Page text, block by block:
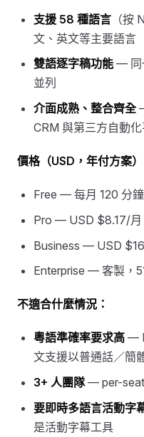
支援 58 種語言 （按
文、英文等主要語言
雙語逐字稿功能 — 同
並列
介面成熟、整合齊全
CRM 與第三方自動
價格（USD，年付方案）
Free — 每月 120 分
Pro — USD $8.17/月
Business — USD
Enterprise — 客製，
不適合什麼情況：
粵語準確率要求高 —
文支援以普通話／簡
3+ 人團隊— per-seat
要即時多語言活動字
是活動字幕工具